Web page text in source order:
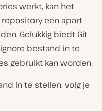
werkt, kan het
een apart
Gelukkig biedt Git
bestand in te
gebruikt kan worden.
in te stellen, volg je